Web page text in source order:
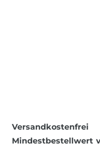
Mindestbestellwert